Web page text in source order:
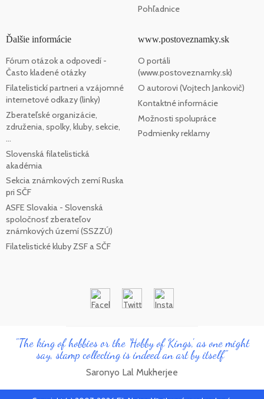
Pohľadnice
Ďalšie informácie
Fórum otázok a odpovedí -
Často kladené otázky
Filatelistickí partneri a vzájomné
internetové odkazy (linky)
Zberateľské organizácie,
združenia, spolky, kluby, sekcie,
...
Slovenská filatelistická
akadémia
Sekcia známkových zemí Ruska
pri SČF
ASFE Slovakia - Slovenská
spoločnosť zberateľov
známkových území (SSZZÚ)
Filatelistické kluby ZSF a SČF
www.postoveznamky.sk
O portáli
(www.postoveznamky.sk)
O autorovi (Vojtech Jankovič)
Kontaktné informácie
Možnosti spolupráce
Podmienky reklamy
"The king of hobbies or the 'Hobby of Kings', as one might
say, stamp collecting is indeed an art by itself"
Saronyo Lal Mukherjee